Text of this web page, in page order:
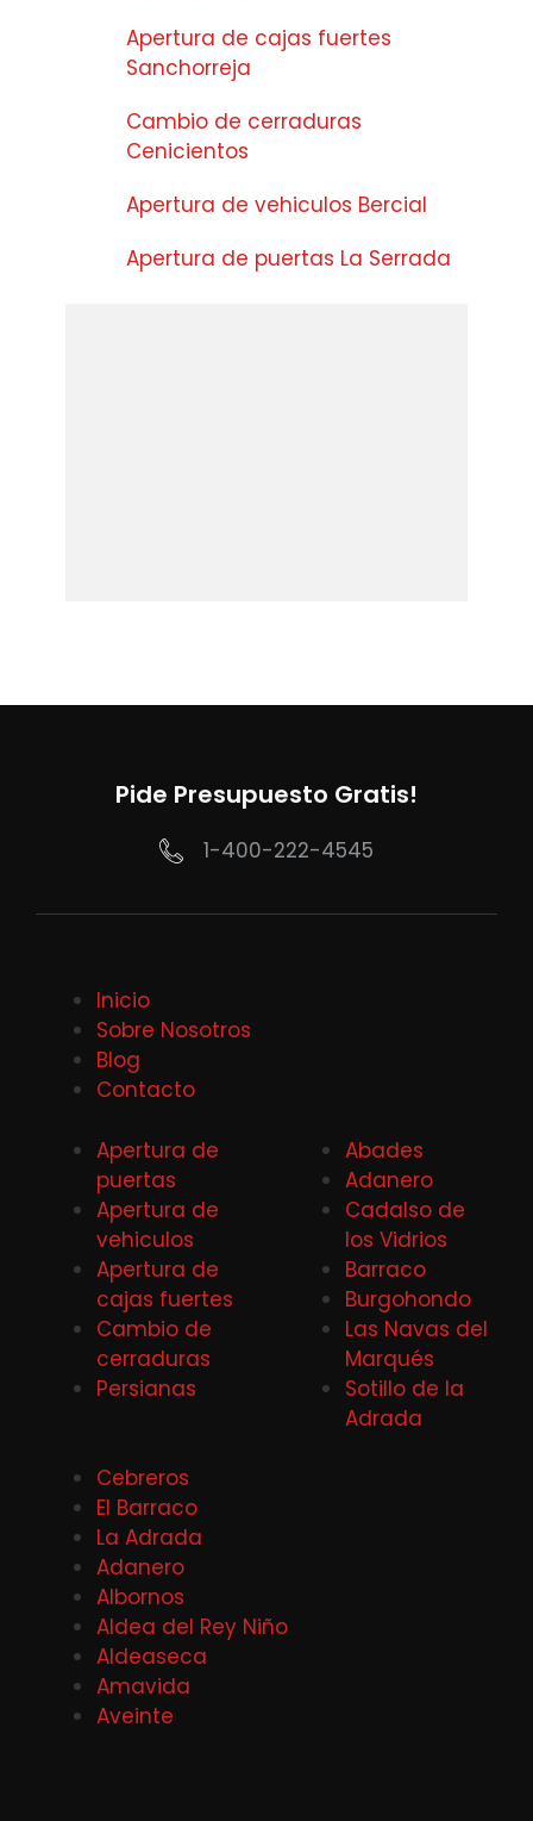
Apertura de cajas fuertes
Sanchorreja
Cambio de cerraduras
Cenicientos
Apertura de vehiculos Bercial
Apertura de puertas La Serrada
Pide Presupuesto Gratis!
1-400-222-4545
Inicio
Sobre Nosotros
Blog
Contacto
Apertura de
puertas
Apertura de
vehiculos
Apertura de
cajas fuertes
Cambio de
cerraduras
Persianas
Abades
Adanero
Cadalso de
los Vidrios
Barraco
Burgohondo
Las Navas del
Marqués
Sotillo de la
Adrada
Cebreros
El Barraco
La Adrada
Adanero
Albornos
Aldea del Rey Niño
Aldeaseca
Amavida
Aveinte